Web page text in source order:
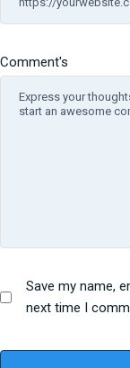
Comment's
Save my name,
next time I